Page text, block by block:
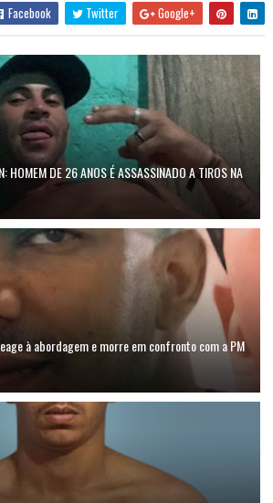
Facebook Twitter Google+
HOMEM DE 26 ANOS É ASSASSINADO A TIROS NA
à abordagem e morre em confronto com a PM